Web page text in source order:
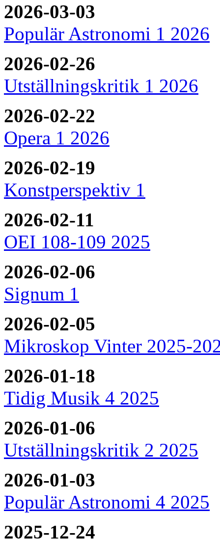
2026-03-03
Populär Astronomi 1 2026
2026-02-26
Utställningskritik 1 2026
2026-02-22
Opera 1 2026
2026-02-19
Konstperspektiv 1
2026-02-11
OEI 108-109 2025
2026-02-06
Signum 1
2026-02-05
Mikroskop Vinter 2025-
2026-01-18
Tidig Musik 4 2025
2026-01-06
Utställningskritik 2 2025
2026-01-03
Populär Astronomi 4 2025
2025-12-24